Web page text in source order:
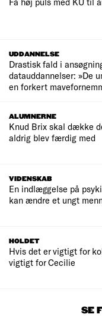
UDDANNELSE
Drastisk fald i
datauddannelser: »De
en forkert
ALUMNERNE
Knud Brix skal dække
aldrig blev færdig med
VIDENSKAB
En indlæggelse på
kan ændre et ungt
HOLDET
Hvis det er vigtigt for
vigtigt for Cecilie
SE